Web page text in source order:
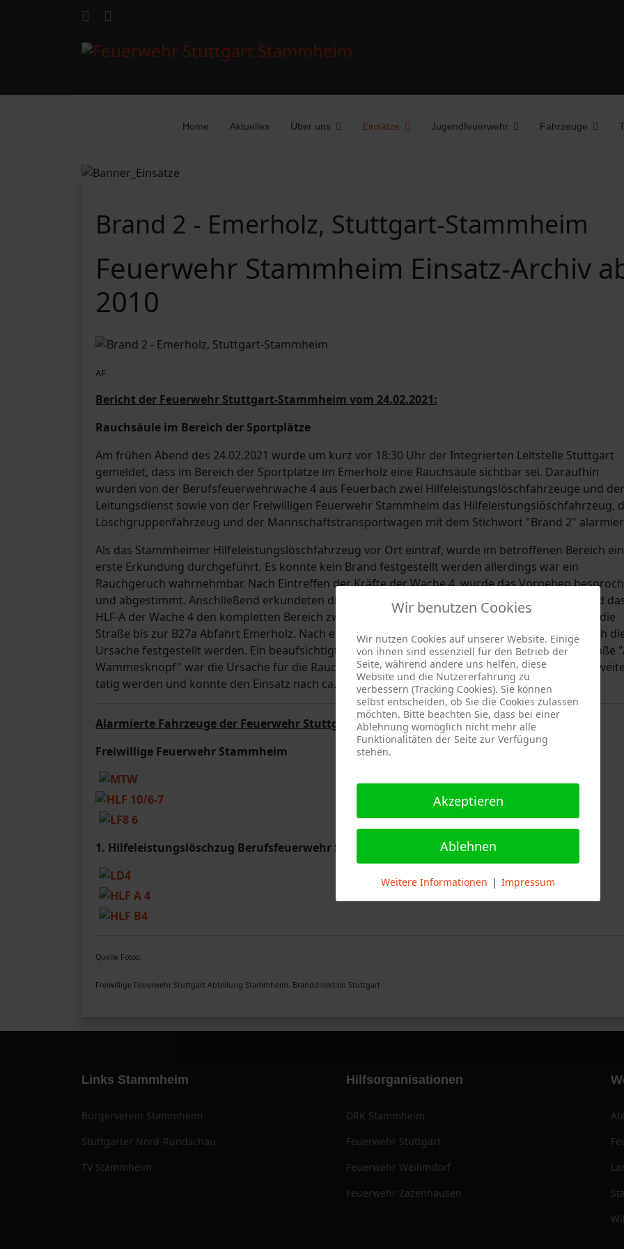
Home Aktuelles Über uns Einsätze Jugendfeuerwehr Fahrzeuge
Feuerwehr Stammheim Einsatz-Archiv
2010
Brand 2 - Emerholz, Stuttgart-Stammheim
AF
Bericht der Feuerwehr Stuttgart-Stammheim vom 24.02.2021:
Rauchsäule im Bereich der Sportplätze
Am frühen Abend des 24.02.2021 wurde um kurz vor 18:30 Uhr der Integrierten Leitstelle Stuttgart
gemeldet, dass im Bereich der Sportplätze im Emerholz eine Rauchsäule sichtbar sei. Daraufhin
wurden von der Berufsfeuerwehrwache 4 aus Feuerbach zwei Hilfeleistungslöschfahrzeuge und der
Leitungsdienst sowie von der Freiwilligen Feuerwehr Stammheim das Hilfeleistungslöschfahrzeug,
Löschgruppenfahrzeug und der Mannschaftstransportwagen mit dem Stichwort "Brand 2"
Als das Stammheimer Hilfeleistungslöschfahrzeug vor Ort eintraf, wurde im betroffenen Bereich
erste Erkundung durchgeführt. Es konnte kein Brand festgestellt werden allerdings war ein
Rauchgeruch wahrnehmbar. Nach Eintreffen der Kräfte der Wache 4, wurde das Vorgehen
und abgestimmt. Anschließend erkundeten die das Stammheimer HLF, das Stammheimer LF und
HLF-A der Wache 4 den kompletten Bereich zwischen der Solitudeallee, dem Emerholzweg, und die
Straße bis zur B27a Abfahrt Emerholz. Nach etwas mehr als einer Stunde konnte dann schließlich
Ursache festgestellt werden. Ein beaufsichtigtes Gartenfeuer am Emerholzweg in Höhe der Straße
Wammesknopf" war die Ursache für die Rauchentwicklung. Somit musste die Feuerwehr nicht
tätig werden und konnte den Einsatz nach ca. 1,25 h wieder beenden.
Alarmierte Fahrzeuge der Feuerwehr Stuttgart
Freiwillige Feuerwehr Stammheim
1. Hilfeleistungslöschzug Berufsfeuerwehr Stuttgart
Quelle Fotos:
Freiwillige Feuerwehr Stuttgart Abteilung Stammheim, Branddirektion Stuttgart
Links Stammheim
Bürgerverein Stammheim
Stuttgarter Nord-Rundschau
TV Stammheim
Hilfsorganisationen
DRK Stammheim
Feuerwehr Stuttgart
Feuerwehr Weilimdorf
Feuerwehr Zazenhausen
Wir benutzen Cookies
Wir nutzen Cookies auf unserer Website. Einige
von ihnen sind essenziell für den Betrieb der
Seite, während andere uns helfen, diese
Website und die Nutzererfahrung zu
verbessern (Tracking Cookies). Sie können
selbst entscheiden, ob Sie die Cookies zulassen
möchten. Bitte beachten Sie, dass bei einer
Ablehnung womöglich nicht mehr alle
Funktionalitäten der Seite zur Verfügung
stehen.
Akzeptieren
Ablehnen
Weitere Informationen | Impressum